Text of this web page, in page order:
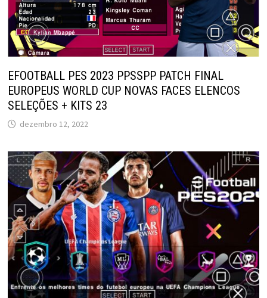
EFOOTBALL PES 2023 PPSSPP PATCH FINAL
EUROPEUS WORLD CUP NOVAS FACES ELENCOS
SELEÇÕES + KITS 23
dezembro 12, 2022